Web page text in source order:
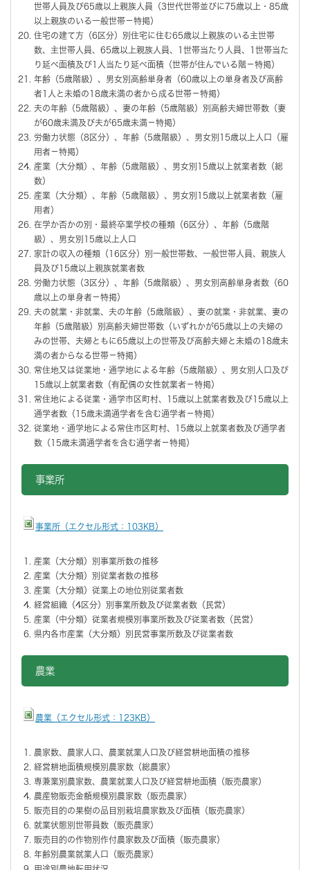
世帯人員及び65歳以上親族人員（3世代世帯並びに75歳以上・85歳
以上親族のいる一般世帯－特掲）
住宅の建て方（6区分）別住宅に住む65歳以上親族のいる主世帯
数、主世帯人員、65歳以上親族人員、1世帯当たり人員、1世帯当た
り延べ面積及び1人当たり延べ面積（世帯が住んでいる階－特掲）
年齢（5歳階級）、男女別高齢単身者（60歳以上の単身者及び高齢
者1人と未婚の18歳未満の者から成る世帯－特掲）
夫の年齢（5歳階級）、妻の年齢（5歳階級）別高齢夫婦世帯数（妻
が60歳未満及び夫が65歳未満－特掲）
労働力状態（8区分）、年齢（5歳階級）、男女別15歳以上人口（雇
用者－特掲）
産業（大分類）、年齢（5歳階級）、男女別15歳以上就業者数（総
数）
産業（大分類）、年齢（5歳階級）、男女別15歳以上就業者数（雇
用者）
在学か否かの別・最終卒業学校の種類（6区分）、年齢（5歳階
級）、男女別15歳以上人口
家計の収入の種類（16区分）別一般世帯数、一般世帯人員、親族人
員及び15歳以上親族就業者数
労働力状態（3区分）、年齢（5歳階級）、男女別高齢単身者数（60
歳以上の単身者－特掲）
夫の就業・非就業、夫の年齢（5歳階級）、妻の就業・非就業、妻の
年齢（5歳階級）別高齢夫婦世帯数（いずれかが65歳以上の夫婦の
みの世帯、夫婦ともに65歳以上の世帯及び高齢夫婦と未婚の18歳未
満の者からなる世帯－特掲）
常住地又は従業地・通学地による年齢（5歳階級）、男女別人口及び
15歳以上就業者数（有配偶の女性就業者－特掲）
常住地による従業・通学市区町村、15歳以上就業者数及び15歳以上
通学者数（15歳未満通学者を含む通学者－特掲）
従業地・通学地による常住市区町村、15歳以上就業者数及び通学者
数（15歳未満通学者を含む通学者－特掲）
事業所
事業所（エクセル形式：103KB）
産業（大分類）別事業所数の推移
産業（大分類）別従業者数の推移
産業（大分類）従業上の地位別従業者数
経営組織（4区分）別事業所数及び従業者数（民営）
産業（中分類）従業者規模別事業所数及び従業者数（民営）
県内各市産業（大分類）別民営事業所数及び従業者数
農業
農業（エクセル形式：123KB）
農家数、農家人口、農業就業人口及び経営耕地面積の推移
経営耕地面積規模別農家数（総農家）
専兼業別農家数、農業就業人口及び経営耕地面積（販売農家）
農産物販売金額規模別農家数（販売農家）
販売目的の果樹の品目別栽培農家数及び面積（販売農家）
就業状態別世帯員数（販売農家）
販売目的の作物別作付農家数及び面積（販売農家）
年齢別農業就業人口（販売農家）